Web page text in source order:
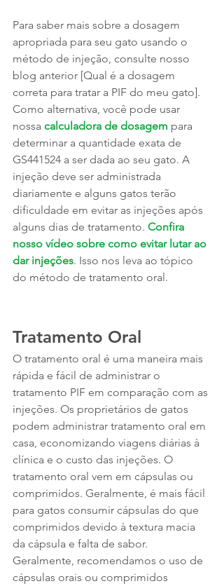
Para saber mais sobre a dosagem
apropriada para seu gato usando o
método de injeção, consulte nosso
blog anterior [Qual é a dosagem
correta para tratar a PIF do meu gato].
Como alternativa, você pode usar
nossa calculadora de dosagem para
determinar a quantidade exata de
GS441524 a ser dada ao seu gato. A
injeção deve ser administrada
diariamente e alguns gatos terão
dificuldade em evitar as injeções após
alguns dias de tratamento. Confira
nosso vídeo sobre como evitar lutar ao
dar injeções. Isso nos leva ao tópico
do método de tratamento oral.
Tratamento Oral
O tratamento oral é uma maneira mais
rápida e fácil de administrar o
tratamento PIF em comparação com as
injeções. Os proprietários de gatos
podem administrar tratamento oral em
casa, economizando viagens diárias à
clínica e o custo das injeções. O
tratamento oral vem em cápsulas ou
comprimidos. Geralmente, é mais fácil
para gatos consumir cápsulas do que
comprimidos devido à textura macia
da cápsula e falta de sabor.
Geralmente, recomendamos o uso de
cápsulas orais ou comprimidos